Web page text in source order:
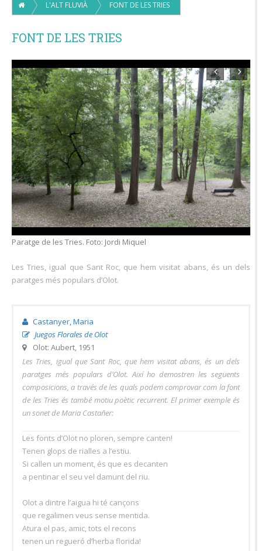
L'ALT FLUVIÀ FONT DE LES TRIES
FONT DE LES TRIES
Font de les Tries. Foto: Jordi Miquel
Les Tries, igual que Sant Roc, que hem visitat abans, és un dels
paratges més populars d’Olot.
Castanyer, Maria
Juegos Florales de Olot
Olot: Aubert, 1951
Les Tries, igual que Sant Roc, que hem visitat abans, és un dels
paratges més populars d’Olot. Així ho demostren les següents
composicions, a través de les quals podem comprovar com la font
de les Tries és també motiu poètic recurrent. El primer exemple és
un sonet de Maria Castañer:
Les fonts d’Olot no ploren, sempre canten!
Tenen glops de rialles a l’estiu.
Si callen un moment, és que es decanten
a pentinar el seu vel damunt del riu.
Olot a dintre l’aigua hi té cançons
que regalimen veus sense mentida.
Atura el pas, amic, tots el recons
tenen un regueró d’herba florida!